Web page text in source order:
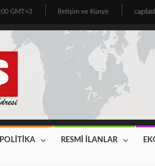
GMT+3 İletişim ve Künye
POLİTİKA RESMİ İLANLAR